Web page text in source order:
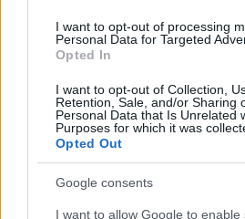
I want to opt-out of processing
Personal Data for Targeted
Opted In
I want to opt-out of Collection,
Retention, Sale, and/or Sharing
Personal Data that Is Unrelated
Purposes for which it was
Opted Out
Google consents
I want to allow Google to enable
Continua a leggere
LIFESTYLE